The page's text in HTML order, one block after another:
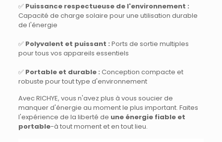
✅ Puissance respectueuse de l'environnement :
Capacité de charge solaire pour une utilisation durable
de l'énergie
✅ Polyvalent et puissant : Ports de sortie multiples
pour tous vos appareils essentiels
✅ Portable et durable : Conception compacte et
robuste pour tout type d'environnement
Avec RICHYE, vous n'avez plus à vous soucier de
manquer d'énergie au moment le plus important. Faites
l'expérience de la liberté de une énergie fiable et
portable-à tout moment et en tout lieu.